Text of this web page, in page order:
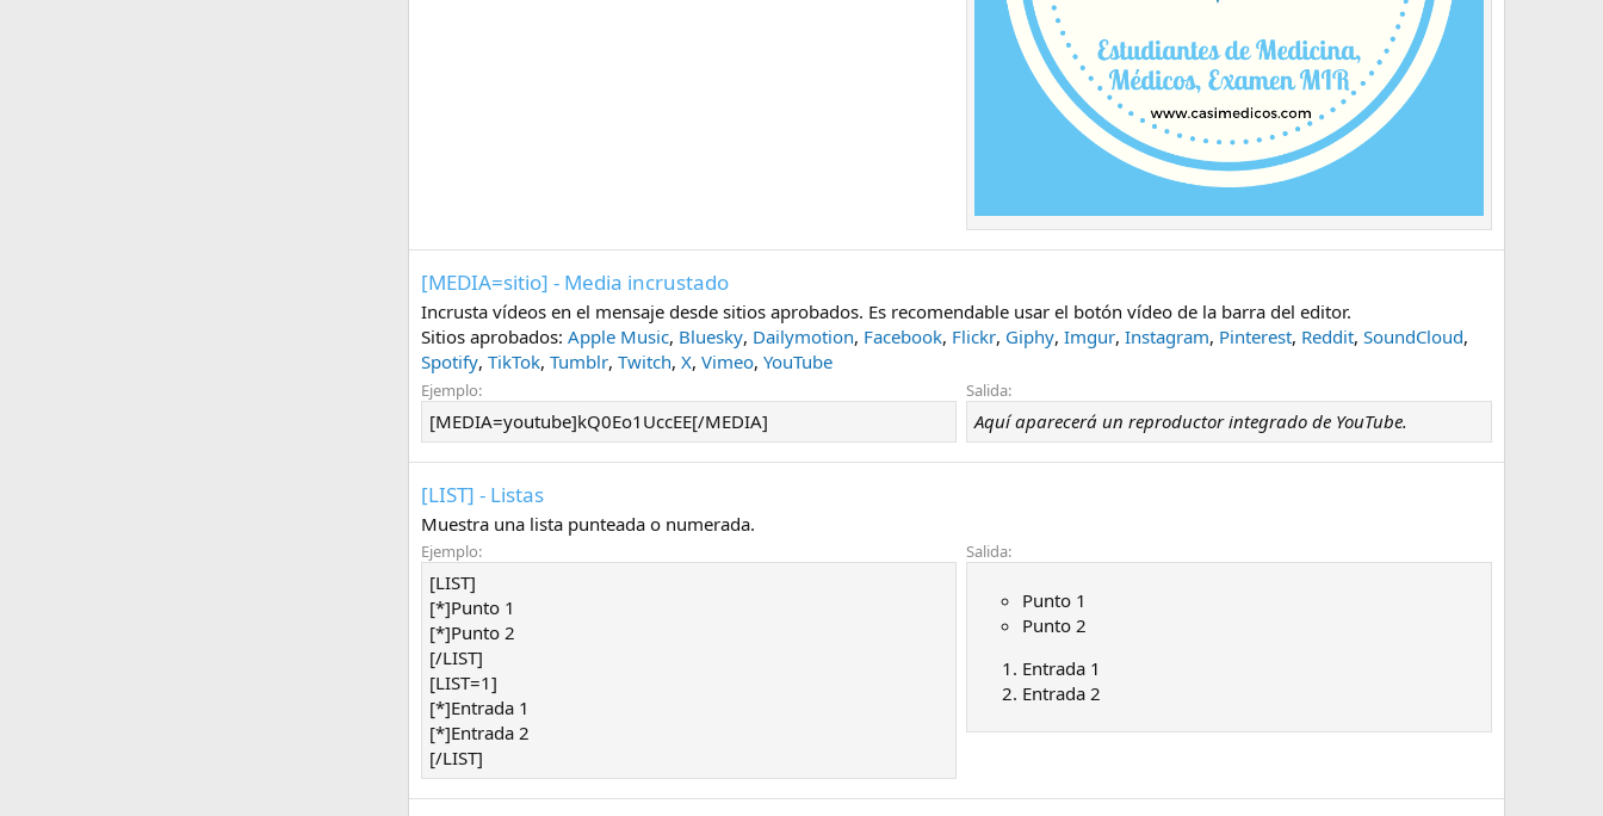
[MEDIA=sitio] - Media incrustado
Incrusta vídeos en el mensaje desde sitios aprobados. Es recomendable usar el botón vídeo de la barra del editor.
Sitios aprobados: Apple Music, Bluesky, Dailymotion, Facebook, Flickr, Giphy, Imgur, Instagram, Pinterest, Reddit, SoundCloud,
Spotify, TikTok, Tumblr, Twitch, X, Vimeo, YouTube
Ejemplo:
[MEDIA=youtube]kQ0Eo1UccEE[/MEDIA]
Salida:
Aquí aparecerá un reproductor integrado de YouTube.
[LIST] - Listas
Muestra una lista punteada o numerada.
Ejemplo:
[LIST]
[*]Punto 1
[*]Punto 2
[/LIST]
[LIST=1]
[*]Entrada 1
[*]Entrada 2
[/LIST]
Salida:
Punto 1
Punto 2
Entrada 1
Entrada 2